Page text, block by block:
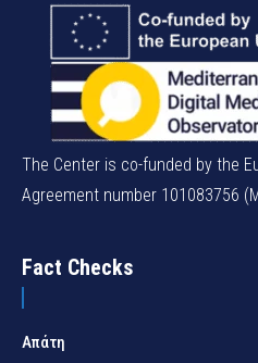
The Center is co-funded by the
Agreement number 101083756
Fact Checks
Απάτη